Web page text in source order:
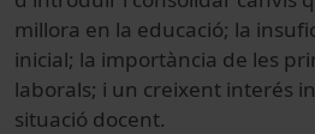
millora en la educació; la
inicial; la importància de les
laborals; i un creixent interés
situació docent.